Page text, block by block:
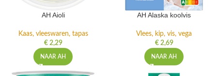
AH Aioli
Kaas, vleeswaren, tapas
€2,29
NAAR AH
AH Alaska koolvis
Vlees, kip, vis, vega
€2,69
NAAR AH